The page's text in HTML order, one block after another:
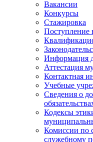
Вакансии
Конкурсы
Стажировка
Поступление
Информация
Аттестация
Контактная
Учебные
Сведения о
Кодексы
Комиссии по
служебному